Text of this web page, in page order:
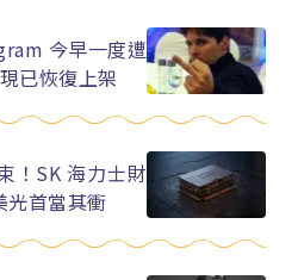
今早一度遭
已恢復上架
！SK 海力士財
光首當其衝